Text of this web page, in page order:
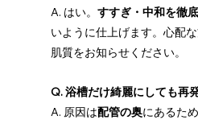
A. はい。 すすぎ・中和を徹底
いように仕上げます。心配
肌質をお知らせください。
Q. 浴槽だけ綺麗にしても再
A. 原因は配管の奥にあるた